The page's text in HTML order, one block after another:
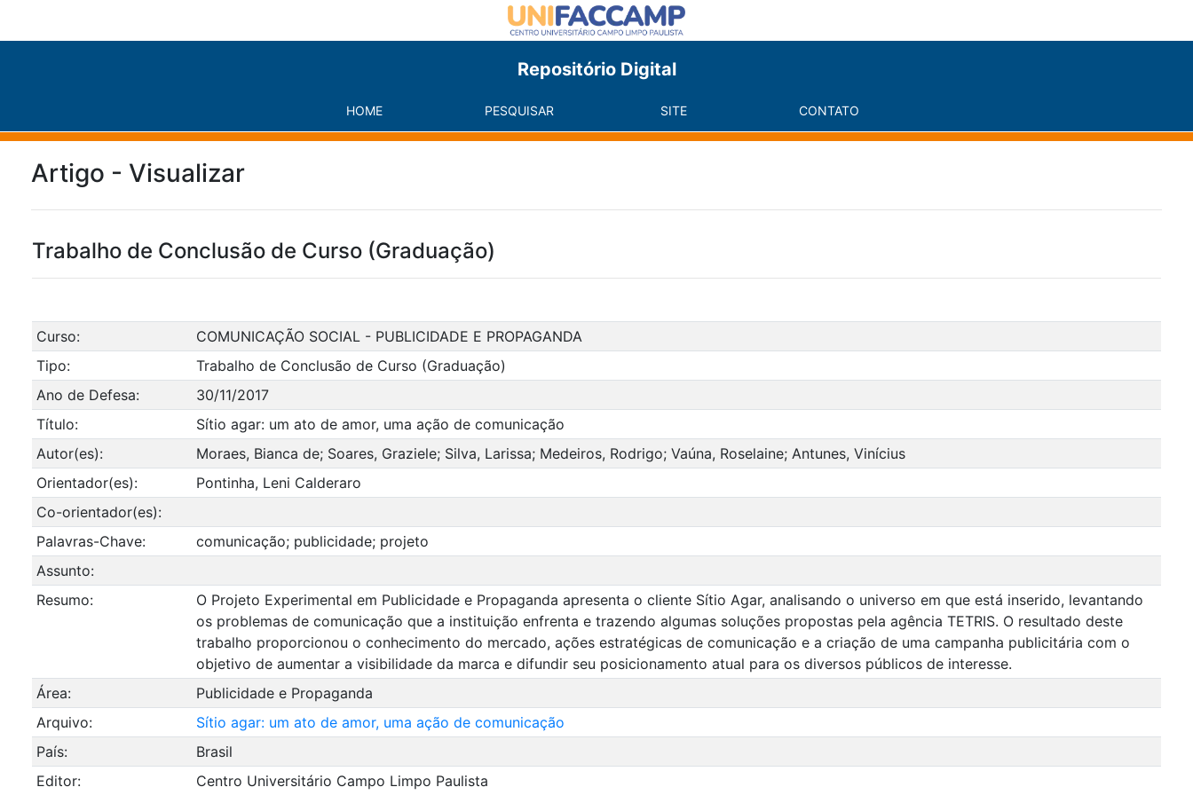
Repositório Digital
HOME PESQUISAR SITE CONTATO
Artigo - Visualizar
Trabalho de Conclusão de Curso (Graduação)
Curso:
COMUNICAÇÃO SOCIAL - PUBLICIDADE E PROPAGANDA
Tipo:
Trabalho de Conclusão de Curso (Graduação)
Ano de Defesa:
30/11/2017
Título:
Sítio agar: um ato de amor, uma ação de comunicação
Autor(es):
Moraes, Bianca de; Soares, Graziele; Silva, Larissa; Medeiros, Rodrigo; Vaúna, Roselaine; Antunes, Vinícius
Orientador(es):
Pontinha, Leni Calderaro
Co-orientador(es):
Palavras-Chave:
comunicação; publicidade; projeto
Assunto:
Resumo:
O Projeto Experimental em Publicidade e Propaganda apresenta o cliente Sítio Agar, analisando o universo em que está inserido, levantando
os problemas de comunicação que a instituição enfrenta e trazendo algumas soluções propostas pela agência TETRIS. O resultado deste
trabalho proporcionou o conhecimento do mercado, ações estratégicas de comunicação e a criação de uma campanha publicitária com o
objetivo de aumentar a visibilidade da marca e difundir seu posicionamento atual para os diversos públicos de interesse.
Área:
Publicidade e Propaganda
Arquivo:
Sítio agar: um ato de amor, uma ação de comunicação
País:
Brasil
Editor:
Centro Universitário Campo Limpo Paulista